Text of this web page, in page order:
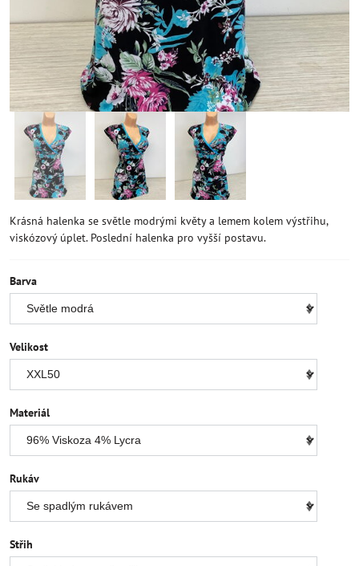
Krásná halenka se světle modrými květy a lemem kolem výstřihu,
viskózový úplet. Poslední halenka pro vyšší postavu.
Barva
Velikost
Materiál
Rukáv
Střih